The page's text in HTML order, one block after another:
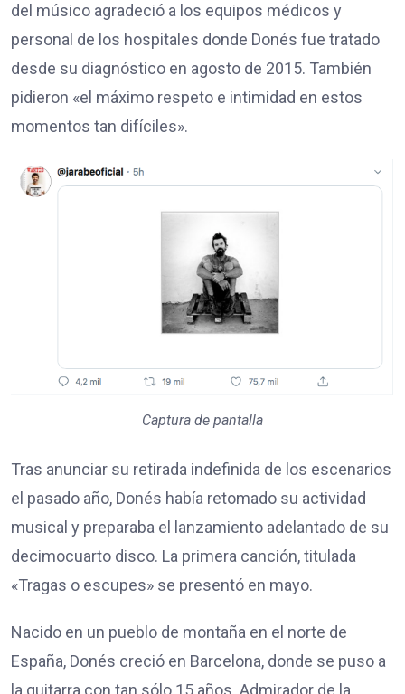
del músico agradeció a los equipos médicos y
personal de los hospitales donde Donés fue tratado
desde su diagnóstico en agosto de 2015. También
pidieron «el máximo respeto e intimidad en estos
momentos tan difíciles».
Captura de pantalla
Tras anunciar su retirada indefinida de los escenarios
el pasado año, Donés había retomado su actividad
musical y preparaba el lanzamiento adelantado de su
decimocuarto disco. La primera canción, titulada
«Tragas o escupes» se presentó en mayo.
Nacido en un pueblo de montaña en el norte de
España, Donés creció en Barcelona, donde se puso a
la guitarra con tan sólo 15 años. Admirador de la